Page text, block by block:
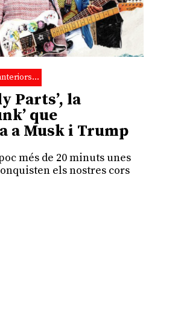
Parts’, la
que
a Musk i Trump
més de 20 minuts unes
els nostres cors